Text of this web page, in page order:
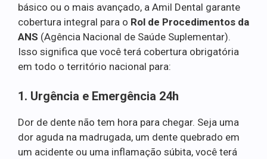
básico ou o mais avançado, a Amil Dental garante
cobertura integral para o Rol de Procedimentos da
ANS (Agência Nacional de Saúde Suplementar).
Isso significa que você terá cobertura obrigatória
em todo o território nacional para:
1. Urgência e Emergência 24h
Dor de dente não tem hora para chegar. Seja uma
dor aguda na madrugada, um dente quebrado em
um acidente ou uma inflamação súbita, você terá